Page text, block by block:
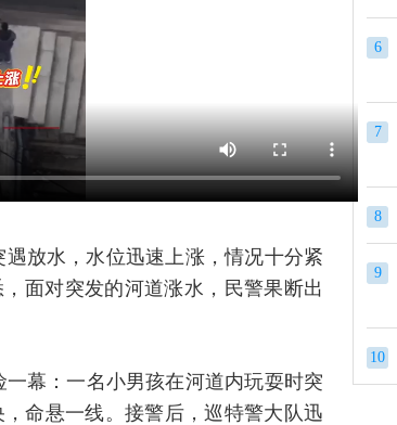
放水，水位迅速上涨，情况十分紧
面对突发的河道涨水，民警果断出
幕：一名小男孩在河道内玩耍时突
命悬一线。接警后，巡特警大队迅
6
7
8
9
10